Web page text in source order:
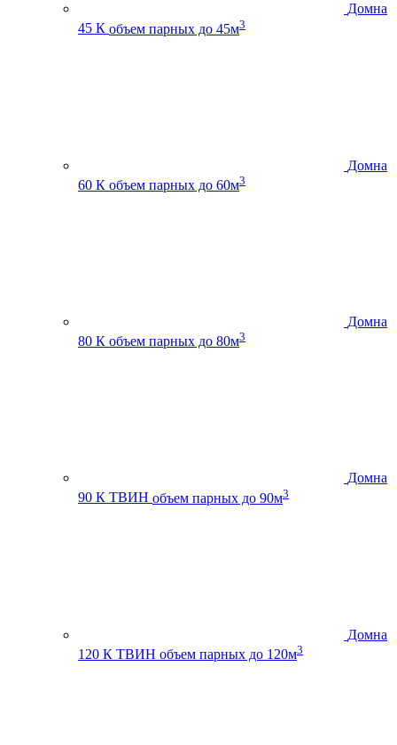
Домна
45 К объем парных до 45м3
Домна
60 К объем парных до 60м3
Домна
80 К объем парных до 80м3
Домна
90 К ТВИН объем парных до 90м3
Домна
120 К ТВИН объем парных до 120м3